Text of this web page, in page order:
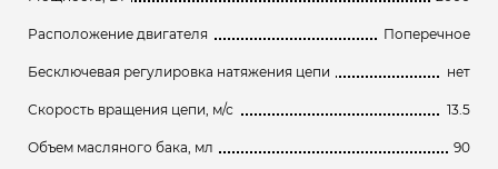
Расположение двигателя Поперечное
Бесключевая регулировка натяжения цепи нет
Скорость вращения цепи, м/с 13.5
Объем масляного бака, мл 90